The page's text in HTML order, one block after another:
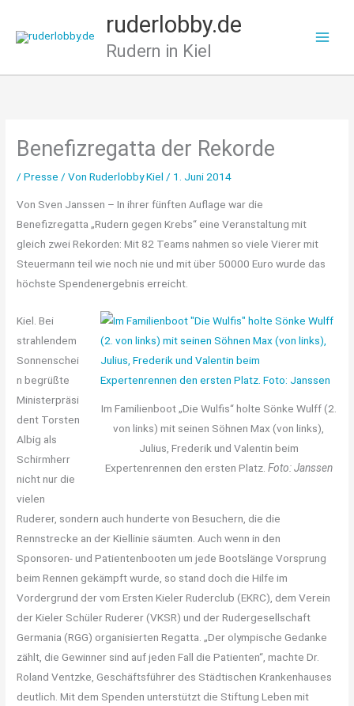
Inhalt
ruderlobby.de
Rudern in Kiel
Benefizregatta der Rekorde
/Presse / VonRuderlobby Kiel / 1. Juni 2014
Von Sven Janssen – In ihrer fünften Auflage war die
Benefizregatta „Rudern gegen Krebs“ eine Veranstaltung mit
gleich zwei Rekorden: Mit 82 Teams nahmen so viele Vierer mit
Steuermann teil wie noch nie und mit über 50000 Euro wurde das
höchste Spendenergebnis erreicht.
Im Familienboot „Die Wulfis“ holte Sönke Wulff (2.
von links) mit seinen Söhnen Max (von links),
Julius, Frederik und Valentin beim
Expertenrennen den ersten Platz. Foto: Janssen
Kiel. Bei
strahlendem
Sonnenschei
n begrüßte
Ministerpräsi
dent Torsten
Albig als
Schirmherr
nicht nur die
vielen
Ruderer, sondern auch hunderte von Besuchern, die die
Rennstrecke an der Kiellinie säumten. Auch wenn in den
Sponsoren- und Patientenbooten um jede Bootslänge Vorsprung
beim Rennen gekämpft wurde, so stand doch die Hilfe im
Vordergrund der vom Ersten Kieler Ruderclub (EKRC), dem Verein
der Kieler Schüler Ruderer (VKSR) und der Rudergesellschaft
Germania (RGG) organisierten Regatta. „Der olympische Gedanke
zählt, die Gewinner sind auf jeden Fall die Patienten“, machte Dr.
Roland Ventzke, Geschäftsführer des Städtischen Krankenhauses
deutlich. Mit dem Spenden unterstützt die Stiftung Leben mit